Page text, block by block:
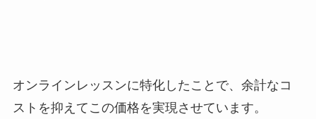
オンラインレッスンに特化したことで、余計なコ
ストを抑えてこの価格を実現させています。